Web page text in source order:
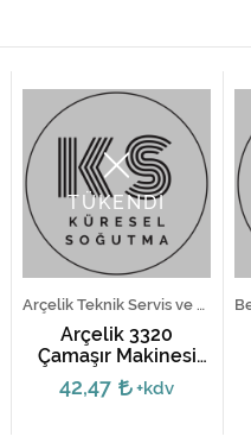
TÜKENDİ
Arçelik Teknik Servis ve Yedek Parça Hizmetleri
Arçelik 3320
Çamaşır Makinesi
Yıkama Motoru
42,47 +kdv